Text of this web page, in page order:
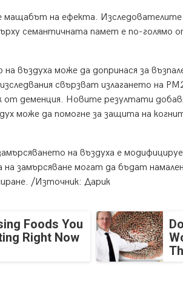
на ефекта. Изследователите
семантичната памет е по-голямо
въздуха може да допринася за
свързват излагането на
от деменция. Новите резултати
може да помогне за защита на
на въздуха е
замърсяване могат да бъдат
/Източник: Дарик
Foods You
Right Now